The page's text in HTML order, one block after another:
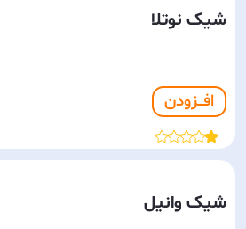
شیک نوتلا
افـــزودن
شیک وانیل